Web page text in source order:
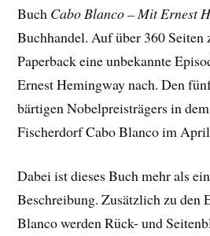
Buch Cabo Blanco – Mit Ernest
Buchhandel. Auf über 360 Seiten
Paperback eine unbekannte
Ernest Hemingway nach. Den
bärtigen Nobelpreisträgers in
Fischerdorf Cabo Blanco im
Dabei ist dieses Buch mehr als
Beschreibung. Zusätzlich zu den
Blanco werden Rück- und